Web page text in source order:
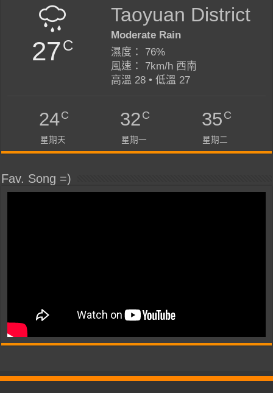
27C
Taoyuan District
Moderate Rain
濕度： 76%
風速： 7km/h 西南
高溫 28 • 低溫 27
24C
星期天
32C
星期一
35C
星期二
Fav. Song =)